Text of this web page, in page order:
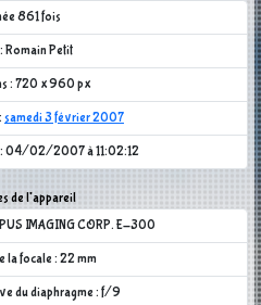
861 fois
Romain Petit
: 720 x 960 px
samedi 3 février 2007
: 04/02/2007 à 11:02:12
de l'appareil
IMAGING CORP. E-300
la focale : 22 mm
du diaphragme : f/9